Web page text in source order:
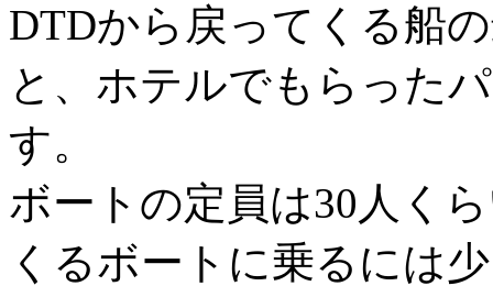
DTDから戻ってくる船
と、ホテルでもらった
す。
ボートの定員は30人く
くるボートに乗るには